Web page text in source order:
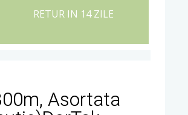
NOU
PAROLA RETUR IN 14 ZILE
Asortata